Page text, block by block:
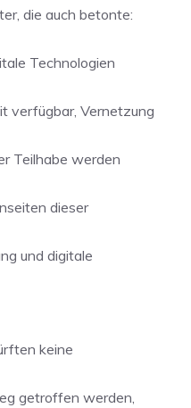
die auch betonte:
Technologien
verfügbar, Vernetzung
Teilhabe werden
dieser
und digitale
keine
getroffen werden,